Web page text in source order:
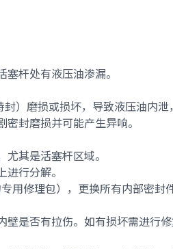
杆处有液压油渗漏。
）磨损或损坏，导致液压油内泄
封磨损并可能产生异响。
其是活塞杆区域。
行分解。
用修理包），更换所有内部密封
壁是否有拉伤。如有损坏需进行